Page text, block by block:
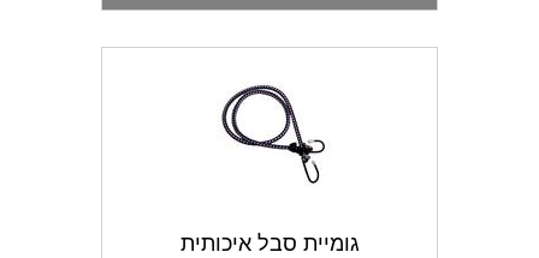
גומיית סבל איכותית